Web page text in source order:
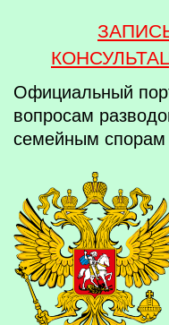
Официальный
вопросам
семейным спорам